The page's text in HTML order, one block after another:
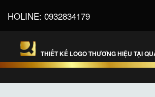
HOLINE: 0932834179
THIẾT KẾ LOGO THƯƠNG HIỆU TẠI